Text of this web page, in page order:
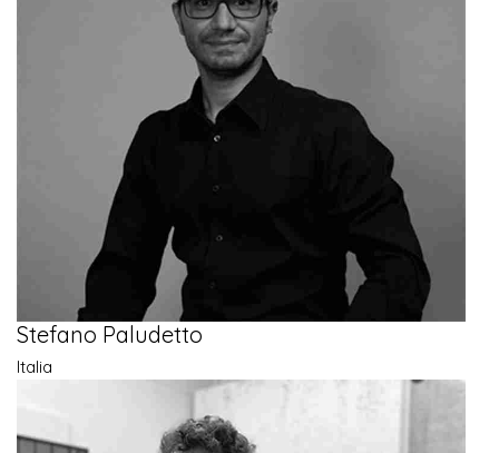
Stefano Paludetto
Italia